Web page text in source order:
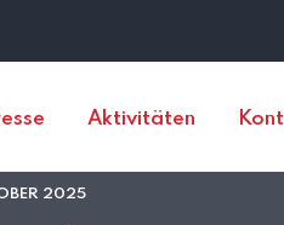
Aktivitäten
2025